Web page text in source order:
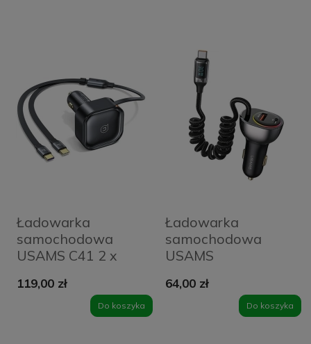
Ładowarka
samochodowa
USAMS C41 2 x
Czarna - Black
119,00 zł
Do koszyka
Ładowarka
samochodowa
USAMS
USB-A + 1 x USB-C
60 W + kabel USB-
C 30 W Czarna -
64,00 zł
Do koszyka